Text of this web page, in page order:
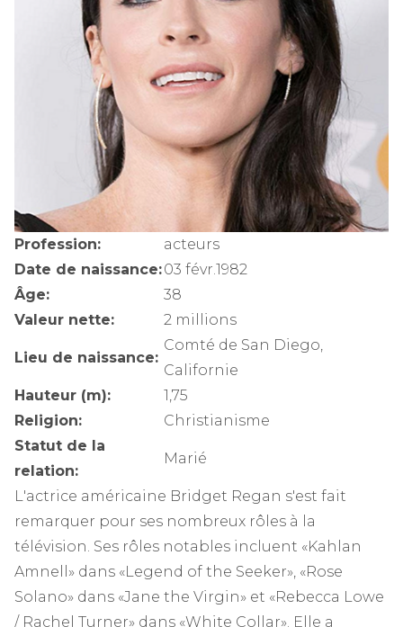
Profession:
acteurs
Date de naissance:03 févr.1982
Âge:
38
Valeur nette:
2 millions
Lieu de naissance:
Comté de San Diego,
Californie
Hauteur (m):
1,75
Religion:
Christianisme
Statut de la
relation:
Marié
L'actrice américaine Bridget Regan s'est fait
remarquer pour ses nombreux rôles à la
télévision. Ses rôles notables incluent «Kahlan
Amnell» dans «Legend of the Seeker», «Rose
Solano» dans «Jane the Virgin» et «Rebecca Lowe
/ Rachel Turner» dans «White Collar». Elle a